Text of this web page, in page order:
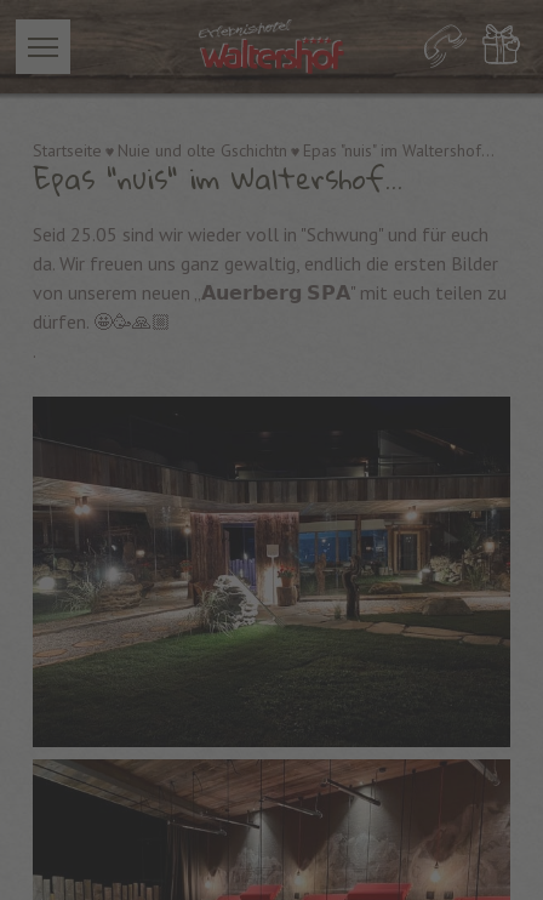
Startseite Nuie und olte Gschichtn Epas "nuis" im Waltershof...
Epas "nuis" im Waltershof...
Seid 25.05 sind wir wieder voll in "Schwung" und für euch
da. Wir freuen uns ganz gewaltig, endlich die ersten Bilder
von unserem neuen „𝗔𝘂𝗲𝗿𝗯𝗲𝗿𝗴 𝗦𝗣𝗔" mit euch teilen zu
dürfen. 🤩🥳🙏🏼
.